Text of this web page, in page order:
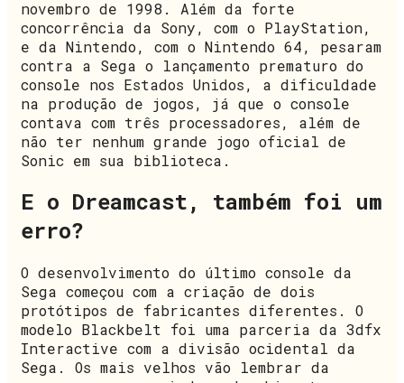
novembro de 1998. Além da forte
concorrência da Sony, com o PlayStation,
e da Nintendo, com o Nintendo 64, pesaram
contra a Sega o lançamento prematuro do
console nos Estados Unidos, a dificuldade
na produção de jogos, já que o console
contava com três processadores, além de
não ter nenhum grande jogo oficial de
Sonic em sua biblioteca.
E o Dreamcast, também foi um
erro?
O desenvolvimento do último console da
Sega começou com a criação de dois
protótipos de fabricantes diferentes. O
modelo Blackbelt foi uma parceria da 3dfx
Interactive com a divisão ocidental da
Sega. Os mais velhos vão lembrar da